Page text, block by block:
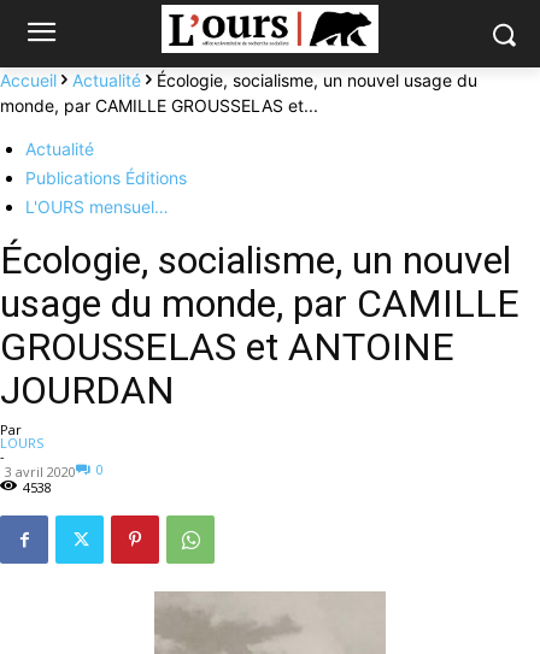
Accueil Actualité
Écologie, socialisme, un nouvel usage du
monde, par CAMILLE GROUSSELAS et...
Actualité
Publications Éditions
L'OURS mensuel…
Écologie, socialisme, un nouvel
usage du monde, par CAMILLE
GROUSSELAS et ANTOINE
JOURDAN
Par
LOURS
-
3 avril 2020
0
4538